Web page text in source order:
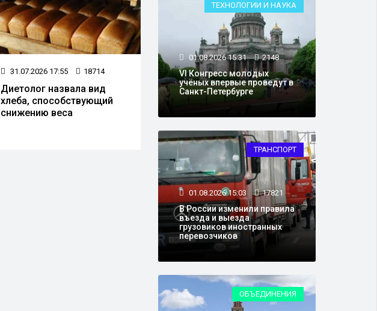
31.07.2026 17:55 18714
Диетолог назвала вид
хлеба, способствующий
снижению веса
01.08.2026 15:03 17999
В России изменили
правила въезда и выезда
ТЕХНОЛОГИИ И НАУКА
01.08.2026 15:31 2148
VI Конгресс молодых
учёных впервые проведут в
Санкт-Петербурге
ТРАНСПОРТ
01.08.2026 15:03 17821
В России изменили правила
въезда и выезда
грузовиков иностранных
перевозчиков
ОБЪЕДИНЕНИЯ